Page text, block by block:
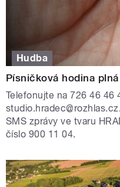
Hudba
Písničková hodina
Telefonujte na 726 46 46
SMS zprávy ve tvaru
číslo 900 11 04.